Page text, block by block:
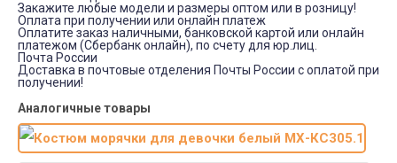
Закажите любые модели и размеры оптом или в розницу!
Оплата при получении или онлайн платеж
Оплатите заказ наличными, банковской картой или онлайн
платежом (Сбербанк онлайн), по счету для юр.лиц.
Почта России
Доставка в почтовые отделения Почты России с оплатой при
получении!
Аналогичные товары